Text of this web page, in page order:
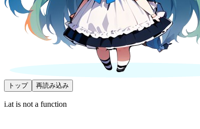
トップ 再読み込み
i.at is not a function